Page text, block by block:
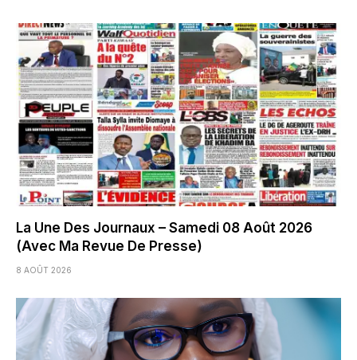
La Une Des Journaux – Samedi 08 Août 2026
(Avec Ma Revue De Presse)
8 AOÛT 2026